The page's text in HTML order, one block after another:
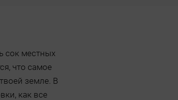
сок местных
что самое
земле. В
как все